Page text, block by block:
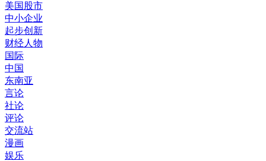
美国股市
中小企业
起步创新
财经人物
国际
中国
东南亚
言论
社论
评论
交流站
漫画
娱乐